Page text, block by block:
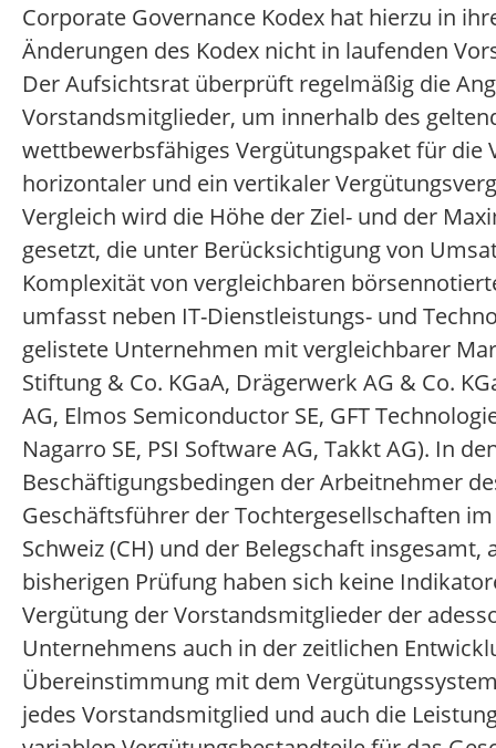
Corporate Governance Kodex hat hierzu in
Änderungen des Kodex nicht in laufenden
Der Aufsichtsrat überprüft regelmäßig die
Vorstandsmitglieder, um innerhalb des
wettbewerbsfähiges Vergütungspaket für
horizontaler und ein vertikaler
Vergleich wird die Höhe der Ziel- und der
gesetzt, die unter Berücksichtigung von
Komplexität von vergleichbaren
umfasst neben IT-Dienstleistungs- und
gelistete Unternehmen mit vergleichbarer
Stiftung & Co. KGaA, Drägerwerk AG & Co.
AG, Elmos Semiconductor SE, GFT
Nagarro SE, PSI Software AG, Takkt AG). In
Beschäftigungsbedingen der Arbeitnehmer
Geschäftsführer der Tochtergesellschaften
Schweiz (CH) und der Belegschaft
bisherigen Prüfung haben sich keine
Vergütung der Vorstandsmitglieder der
Unternehmens auch in der zeitlichen
Übereinstimmung mit dem
jedes Vorstandsmitglied und auch die